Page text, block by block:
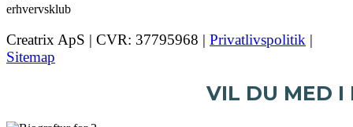
Creatrix ApS | CVR: 37795968 | Privatlivspolitik |
Sitemap
VIL DU MED I